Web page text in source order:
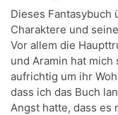
Dieses Fantasybuch
Charaktere und
Vor allem die
und Aramin hat
aufrichtig um ihr
dass ich das Buch
Angst hatte, dass es